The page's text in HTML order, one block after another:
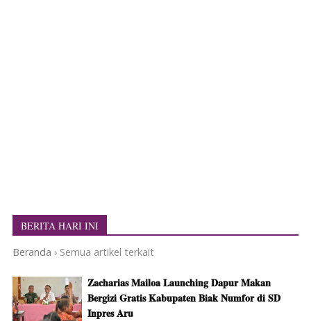
BERITA HARI INI
Beranda › Semua artikel terkait
Zacharias Mailoa Launching Dapur Makan
Bergizi Gratis Kabupaten Biak Numfor di SD
Inpres Aru